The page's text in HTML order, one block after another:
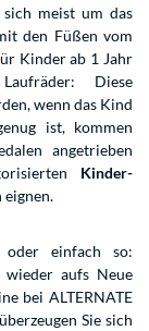
meist um das
den Füßen vom
Kinder ab 1 Jahr
Diese
wenn das Kind
ist, kommen
angetrieben
Kinder-
eignen.
oder einfach so:
wieder aufs Neue
bei ALTERNATE
Sie sich